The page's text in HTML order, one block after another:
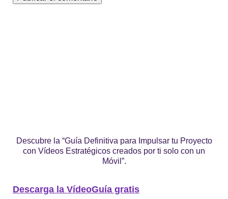
Descubre la “Guía Definitiva para Impulsar tu Proyecto
con Vídeos Estratégicos creados por ti solo con un
Móvil”.
Descarga la VídeoGuía gratis